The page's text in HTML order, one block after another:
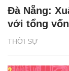
THỜI SỰ
Đà Nẵng:
với tổng